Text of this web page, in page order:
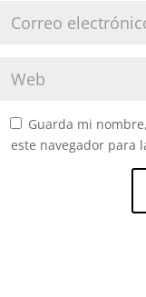
Guarda mi
este navegador para